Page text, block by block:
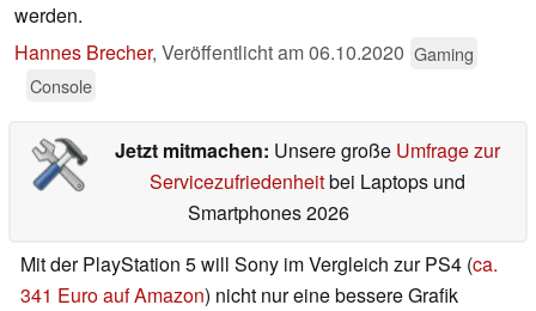
werden.
Hannes Brecher, Veröffentlicht am06.10.2020 Gaming
Console
Jetzt mitmachen: Unsere große Umfrage zur
Servicezufriedenheitbei Laptops und
Smartphones 2026
Mit der PlayStation 5 will Sony im Vergleich zur PS4 (ca.
341 Euro auf Amazon) nicht nur eine bessere Grafik